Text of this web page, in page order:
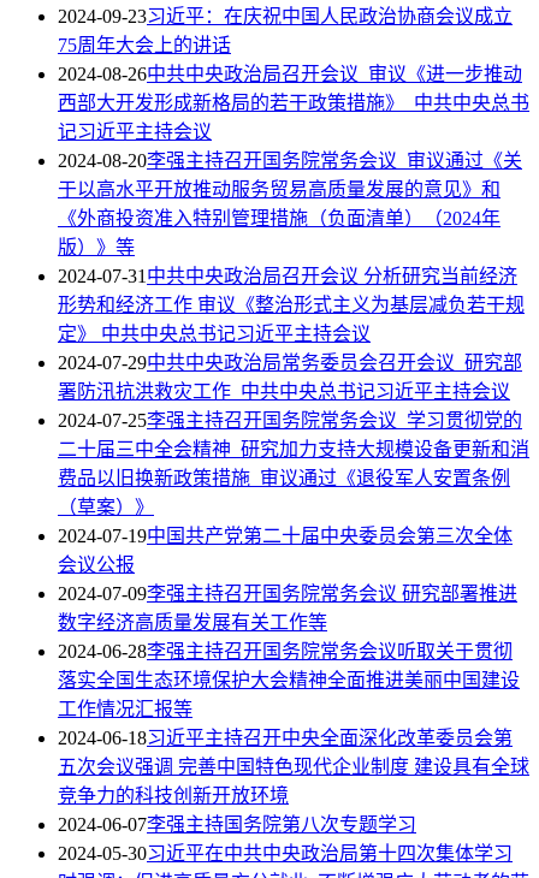
2024-09-23习近平：在庆祝中国人民政治协商会议成立
75周年大会上的讲话
2024-08-26中共中央政治局召开会议 审议《进一步推动
西部大开发形成新格局的若干政策措施》 中共中央总书
记习近平主持会议
2024-08-20李强主持召开国务院常务会议 审议通过《关
于以高水平开放推动服务贸易高质量发展的意见》和
《外商投资准入特别管理措施（负面清单）（2024年
版）》等
2024-07-31中共中央政治局召开会议 分析研究当前经济
形势和经济工作 审议《整治形式主义为基层减负若干规
定》 中共中央总书记习近平主持会议
2024-07-29中共中央政治局常务委员会召开会议 研究部
署防汛抗洪救灾工作 中共中央总书记习近平主持会议
2024-07-25李强主持召开国务院常务会议 学习贯彻党的
二十届三中全会精神 研究加力支持大规模设备更新和消
费品以旧换新政策措施 审议通过《退役军人安置条例
（草案）》
2024-07-19中国共产党第二十届中央委员会第三次全体
会议公报
2024-07-09李强主持召开国务院常务会议 研究部署推进
数字经济高质量发展有关工作等
2024-06-28李强主持召开国务院常务会议听取关于贯彻
落实全国生态环境保护大会精神全面推进美丽中国建设
工作情况汇报等
2024-06-18习近平主持召开中央全面深化改革委员会第
五次会议强调 完善中国特色现代企业制度 建设具有全球
竞争力的科技创新开放环境
2024-06-07李强主持国务院第八次专题学习
2024-05-30习近平在中共中央政治局第十四次集体学习